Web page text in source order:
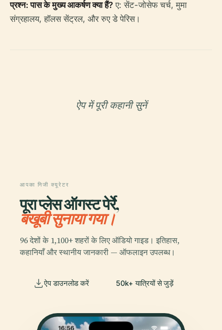
प्रश्न: पास के मुख्य आकर्षण क्या हैं? ए: सेंट-जोसेफ चर्च, मुमा
संग्रहालय, हॉलस सेंट्रल, और रुए डे पेरिस।
ऐप में पूरी कहानी सुनें
आपका निजी क्यूरेटर
पूरा प्लेस ऑगस्ट पेर्रे,
बखूबी सुनाया गया।
96 देशों के 1,100+ शहरों के लिए ऑडियो गाइड। इतिहास,
कहानियाँ और स्थानीय जानकारी — ऑफलाइन उपलब्ध।
ऐप डाउनलोड करें 50k+ यात्रियों से जुड़ें